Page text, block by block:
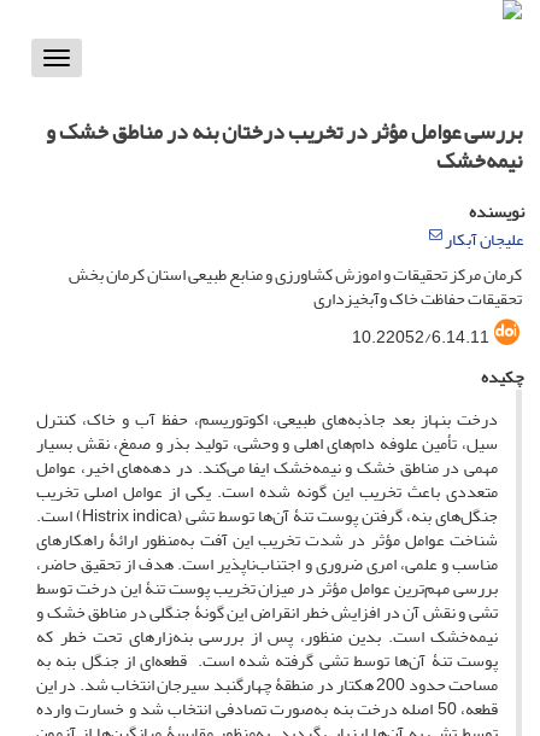
Toggle
بررسی عوامل مؤثر در تخریب درختان بنه در مناطق خشک و
نیمه‌خشک
نویسنده
علیجان آبکار
کرمان مرکز تحقیقات و اموزش کشاورزی و منابع طبیعی استان کرمان بخش
تحقیقات حفاظت خاک وآبخیزداری
10.22052/6.14.11
چکیده
درخت بنهاز بعد جاذبه‌های طبیعی، اکوتوریسم، حفظ آب‌ و خاک، کنترل
سیل، تأمین علوفه دام‌های اهلی و وحشی، تولید بذر و صمغ، نقش بسیار
مهمی در مناطق خشک و نیمه‌خشک ایفا می‌کند. در دهه‌های اخیر، عوامل
متعددی باعث تخریب این ‌گونه شده است. یکی از عوامل اصلی تخریب
جنگل‌های بنه، گرفتن پوست تنۀ آن‌ها توسط تشی (Histrix indica) است.
شناخت عوامل مؤثر در شدت تخریب این آفت به‌منظور ارائۀ راهکارهای
مناسب و علمی، امری ضروری و اجتناب‌ناپذیر است. هدف از تحقیق حاضر،
بررسی مهم‌ترین عوامل مؤثر در میزان تخریب پوست تنۀ این درخت توسط
تشی و نقش آن در افزایش خطر انقراض این‌ گونۀ جنگلی در مناطق خشک و
نیمه‌خشک است. بدین منظور، پس از بررسی بنه‌زارهای تحت خطر که
پوست تنۀ آن‌ها توسط تشی گرفته‌ شده است. قطعه‌‌ای از جنگل‌ بنه به
مساحت حدود 200 هکتار در منطقۀ چهارگنبد سیرجان انتخاب شد. در این
قطعه، 50 اصله درخت بنه به‌صورت تصادفی انتخاب شد و خسارت وارده